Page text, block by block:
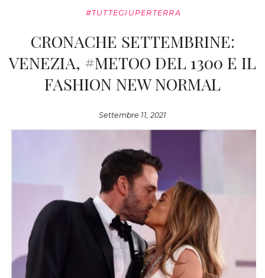
PRIVACY
#TUTTEGIUPERTERRA
CRONACHE SETTEMBRINE:
VENEZIA, #METOO DEL 1300 E IL
FASHION NEW NORMAL
Settembre 11, 2021